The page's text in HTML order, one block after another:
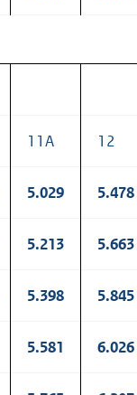
11A 12
5.029 5.478
5.213 5.663
5.398 5.845
5.581 6.026